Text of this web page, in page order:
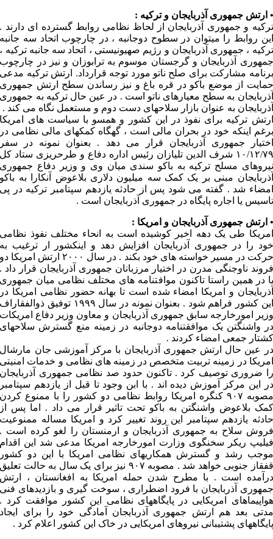
• ارتش جمهوری آذربایجان و ترکیه :
ترکیه و جمهوری آذربایجان از لحاظ نظامی روابط گسترده ای دارند .
این روابط را میتوان در سطوح دوجانبه ، در چارچوب اتحاد سه جانبه
ترکیه ، جمهوری آذربایجان و رژیم صهیونیستی ، اتحاد سه جانبه ترکیه ،
جمهوری آذربایجان و گرجستان موسوم به ترابوزان و نیز در چارچوب
برنامه مشارکت برای صلح ناتو مورد توجه قرارداد. ارتش ترکیه مدعی
حمایت از موضع باکو در قره باغ و نیز رساندن سطح ارتش جمهوری
آذربایجان به سطح معیارهای ناتو است . در عین حال ترکیه به جمهوری
آذربایجان به عنوان بازار سلاحهای دست دوم و مستعمل نگاه می کند .
ارتش ترکیه برای نفوذ در این کشور و همسو با سیاست های امریکا
برغم اینکه خود در بحران مالی است ، گهگاه کمکهای مالی نظامی در
اختیار جمهوری آذربایجان قرار می دهد . بعنوان نمونه در سفر
۱۰/۱۲/۷۹ شرف الدین تلیازان رئیس اداره دفاع و طرحریزی ستاد کل
نیروهای مسلح ترکیه به باکو سندی میان وی و وزیر دفاع جمهوری
آذربایجان مبنی بر یک کمک سه میلیون دلاری بلاعوض آنکارا به باکو
امضاء شد . گفته می شود پس از حادثه یازدهم سپتامبر ترکیه در پی
تاسیس یا اجاره پایگاه در جمهوری آذربایجان است .
• ارتش جمهوری آذربایجان و امریکا :
امریکا طی یک دهه اخیر کوشیده است به انحاء مختلف نفوذ نظامی
خود را در جمهوری آذربایجان افزایش دهد و اینکشور ار ترغیب به
حرکت در مسیر خواسته های خود بکند . در سال ۲۰۰۰ ارتش امریکا دو
فروند ناوجنگی مدرن در اختیار مرزبانان جمهوری آذربایجان قرار داد .
یا در همین راستا تاکنون موافتنامه های مختلف نظامی میان جمهوری
آذربایجان و امریکا امضاء شده است تا بهانه حضور نظامی امریکا در
این کشور فراهم شود . بعنوان نمونه در سال ۱۹۹۹ توفیق ذوالفقاراف
وزیر امورخارجه سابق جمهوری آذربایجان و معاون وزیر دفاع امریکات
در واشنگتن یک موافقتنامه دوجانبه در زمینه منع گسترش سلاحهای
کشتار جمعی امضاء کردند .
در عین حال ارتش جمهوری آذربایجان با مرکز آموزشی جان مارشال
امریکا در زمینه تربیت متخصص در زمینه های نظامی و خدمات امنیتی
را ضروری توصیف کرد . تاکنون حدود صد نظامی جمهوری آذربایجان
در این مرکز آموزش دیده اند . با ابن وجود تا قبل از یازدهم سپتامبر
مصوبه ۹۰۷ کنگره امریکا روابط نظامی دو کشور را با ممنوع کردن
کمک بلاعوض واشنگتن به باکو تحت تاثیر قرار می داد . اما پس از
حادثه یازدهم سپتامبر این روند تغییر کرد و امریکا مساله ممنوعیت
فروش سلاح به جمهوری آذربایجان و ارمنستان را لغو کرده است .
فیلیپ ریکر سخنگوی وزارت امورخارجه امریکا مدعی شد این اقدام
موجب رشد و گسترش همکاریهای نظامی امریکا با این دو کشور
قفقاز جنوبی خواهد شد . مصوبه ۹۰۷ نیز برای یک سال به حالت تعلیق
درآمده است . با مطرح شدن حمله امریکا به افغانستان ، ارتش
جمهوری آذربایجان با فرود اضطراری ، سوخت گیری و بازدیدهای فنی
هواپیماهای امریکایی در پایگاههای نظامی این کشور موافقت کرد .
مدتی بعد هم ارتش جمهوری آذربایجان آمادگی خود را برای ایجاد
پایگاههای پشتیبانی نیروهای امریکایی در خاک این کشور اعلام کرد .